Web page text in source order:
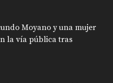
Moyano y una mujer
la vía pública tras